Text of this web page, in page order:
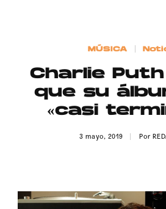
Publicidad
Contacto
MÚSICA
Charlie
que su
«casi
3 mayo, 2019 Por